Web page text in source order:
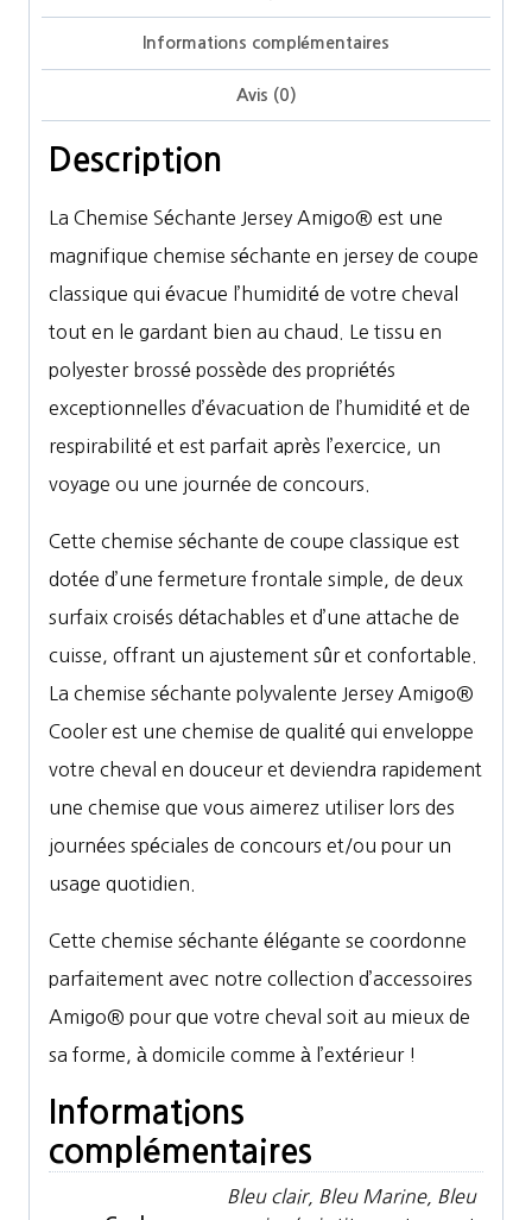
Jersey
Cooler
Informations complémentaires
Avis (0)
Description
La Chemise Séchante Jersey Amigo® est une
magnifique chemise séchante en jersey de coupe
classique qui évacue l’humidité de votre cheval
tout en le gardant bien au chaud. Le tissu en
polyester brossé possède des propriétés
exceptionnelles d’évacuation de l’humidité et de
respirabilité et est parfait après l’exercice, un
voyage ou une journée de concours.
Cette chemise séchante de coupe classique est
dotée d’une fermeture frontale simple, de deux
surfaix croisés détachables et d’une attache de
cuisse, offrant un ajustement sûr et confortable.
La chemise séchante polyvalente Jersey Amigo®
Cooler est une chemise de qualité qui enveloppe
votre cheval en douceur et deviendra rapidement
une chemise que vous aimerez utiliser lors des
journées spéciales de concours et/ou pour un
usage quotidien.
Cette chemise séchante élégante se coordonne
parfaitement avec notre collection d’accessoires
Amigo® pour que votre cheval soit au mieux de
sa forme, à domicile comme à l’extérieur !
Informations
complémentaires
Bleu clair, Bleu Marine, Bleu